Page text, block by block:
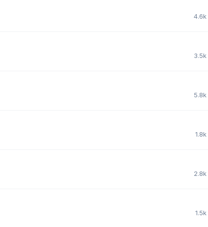
4.6k
3.5k
5.8k
1.8k
2.8k
1.5k